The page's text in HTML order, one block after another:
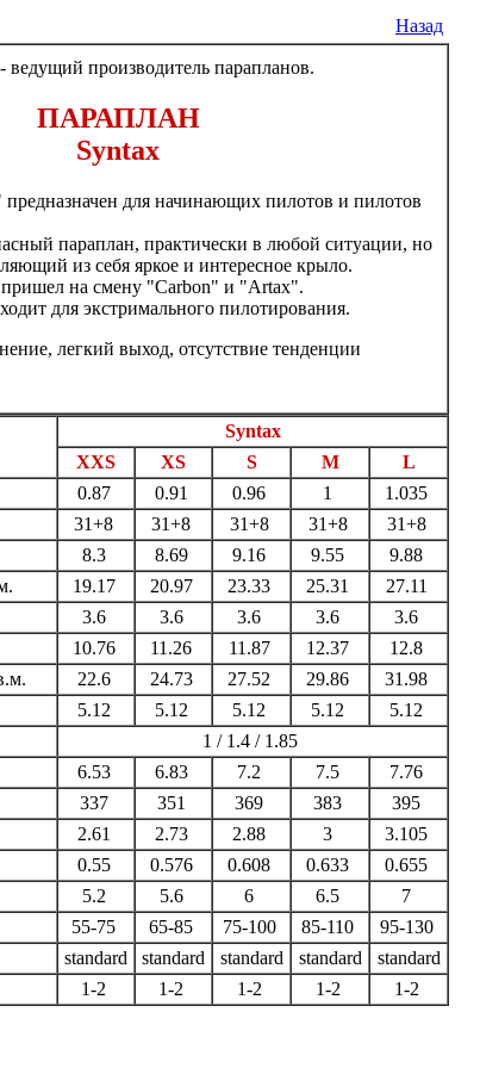
Назад
ПАРАПЛАН
Syntax
для начинающих пилотов и пилотов
параплан, практически в любой ситуации, но
из себя яркое и интересное крыло.
на смену "Carbon" и "Artax".
для экстримального пилотирования.
легкий выход, отсутствие тенденции
Syntax
XXS
XS S M
L
0.87 0.91 0.96 1
1.035
31+8 31+8 31+8 31+8
31+8
8.3 8.69 9.16 9.55
9.88
19.17 20.97 23.33 25.31
27.11
3.6 3.6 3.6 3.6
3.6
10.76 11.26 11.87 12.37
12.8
22.6 24.73 27.52 29.86
31.98
5.12 5.12 5.12 5.12
5.12
1 / 1.4 / 1.85
6.53 6.83 7.2 7.5
7.76
337 351 369 383
395
2.61 2.73 2.88 3
3.105
0.55 0.576 0.608 0.633
0.655
5.2 5.6 6 6.5
7
55-75 65-85 75-100 85-110
95-130
standard standard standard standard
standard
1-2 1-2 1-2 1-2 1-2